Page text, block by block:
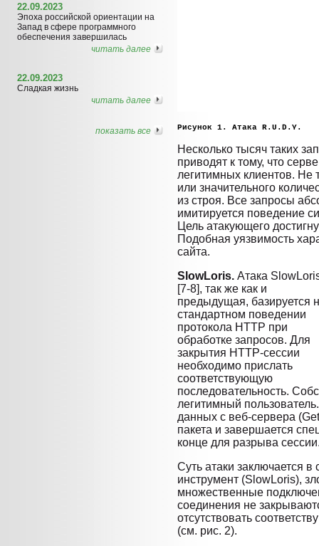
22.09.2023
Эпоха российской ориентации на
Запад в сфере программного
обеспечения завершилась
читать далее
22.09.2023
Сладкая жизнь
читать далее
показать все Рисунок 1. Атака R.U.D.Y.
Несколько тысяч таких
приводят к тому, что
легитимных клиентов. Не
или значительного
из строя. Все запросы
имитируется поведение
Цель атакующего
Подобная уязвимость
сайта.
SlowLoris. Атака
[7-8], так же как и
предыдущая, базируется
стандартном поведении
протокола HTTP при
обработке запросов. Для
закрытия HTTP-сессии
необходимо прислать
соответствующую
последовательность.
легитимный
данных с веб-сервера
пакета и завершается
конце для разрыва
Суть атаки заключается
инструмент (SlowLoris),
множественные
соединения не
отсутствовать
(см. рис. 2).